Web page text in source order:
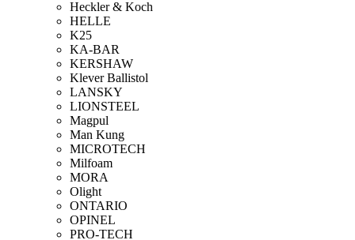
Heckler & Koch
HELLE
K25
KA-BAR
KERSHAW
Klever Ballistol
LANSKY
LIONSTEEL
Magpul
Man Kung
MICROTECH
Milfoam
MORA
Olight
ONTARIO
OPINEL
PRO-TECH